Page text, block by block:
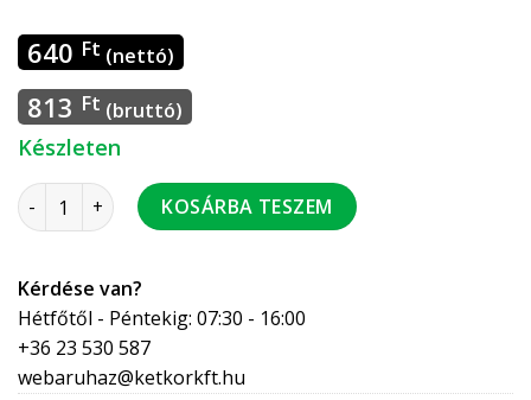
640 Ft (nettó)
813 Ft (bruttó)
Készleten
Beretta O gyűrű hőcserélőhöz R6898 Colibri, CIAO
KOSÁRBA TESZEM
Kérdése van?
Hétfőtől - Péntekig: 07:30 - 16:00
+36 23 530 587
webaruhaz@ketkorkft.hu